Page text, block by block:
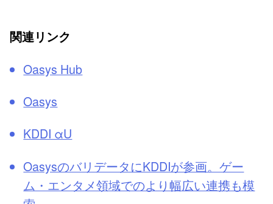
関連リンク
Oasys Hub
Oasys
KDDI αU
OasysのバリデータにKDDIが参画。ゲー
ム・エンタメ領域でのより幅広い連携も模